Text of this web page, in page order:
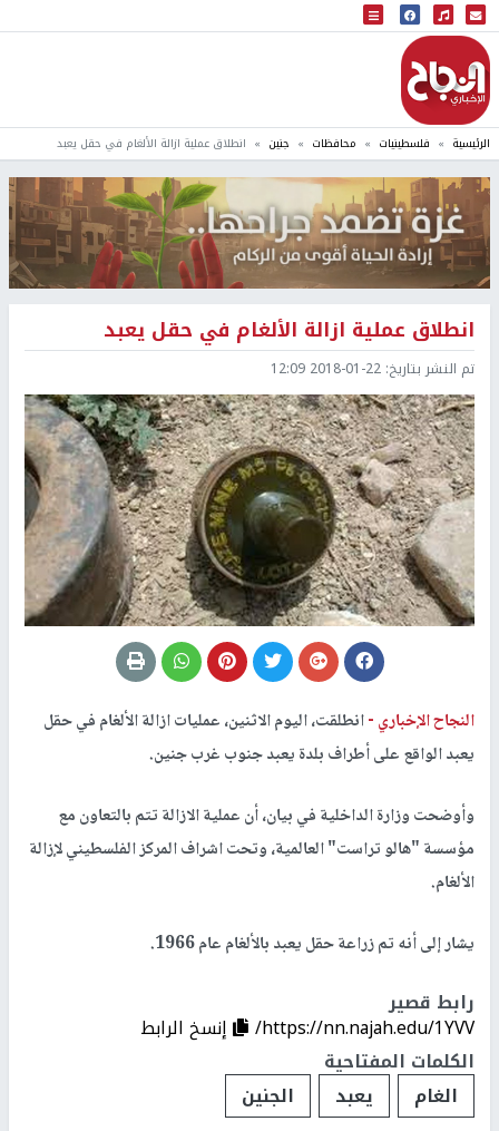
البث المباشر
إذاعة النجاح
الرئيسية فلسطينيات محافظات جنين انطلاق عملية ازالة الألغام في حقل يعبد
انطلاق عملية ازالة الألغام في حقل يعبد
تم النشر بتاريخ: 2018-01-22 12:09
النجاح الإخباري -انطلقت، اليوم الاثنين، عمليات ازالة الألغام في حقل
يعبد الواقع على أطراف بلدة يعبد جنوب غرب جنين.
وأوضحت وزارة الداخلية في بيان، أن عملية الازالة تتم بالتعاون مع
مؤسسة "هالو تراست" العالمية، وتحت اشراف المركز الفلسطيني لإزالة
الألغام.
يشار إلى أنه تم زراعة حقل يعبد بالألغام عام 1966.
رابط قصير
https://nn.najah.edu/1YVV/
إنسخ الرابط
الكلمات المفتاحية
الغام
يعبد الجنين